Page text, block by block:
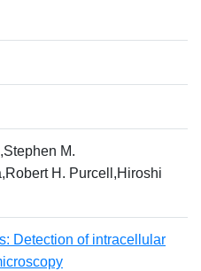
M.
H. Purcell,Hiroshi
Detection of intracellular